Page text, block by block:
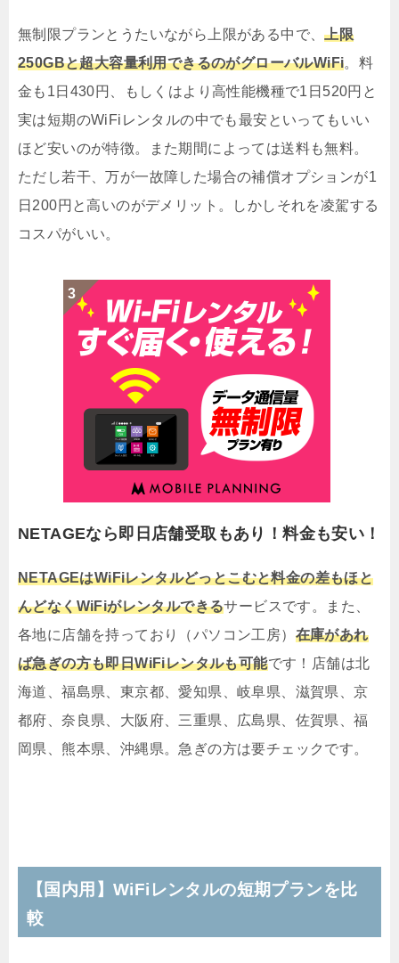
無制限プランとうたいながら上限がある中で、上限
250GBと超大容量利用できるのがグローバルWiFi。料
金も1日430円、もしくはより高性能機種で1日520円と
実は短期のWiFiレンタルの中でも最安といってもいい
ほど安いのが特徴。また期間によっては送料も無料。
ただし若干、万が一故障した場合の補償オプションが1
日200円と高いのがデメリット。しかしそれを凌駕する
コスパがいい。
NETAGEなら即日店舗受取もあり！料金も安い！
NETAGEはWiFiレンタルどっとこむと料金の差もほと
んどなくWiFiがレンタルできるサービスです。また、
各地に店舗を持っており（パソコン工房） 在庫があれ
ば急ぎの方も即日WiFiレンタルも可能です！店舗は北
海道、福島県、東京都、愛知県、岐阜県、滋賀県、京
都府、奈良県、大阪府、三重県、広島県、佐賀県、福
岡県、熊本県、沖縄県。急ぎの方は要チェックです。
【国内用】WiFiレンタルの短期プランを比
較